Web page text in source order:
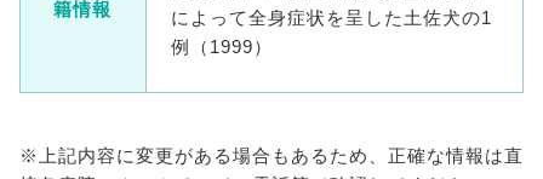
籍情報
によって全身症状を呈した土佐犬の1
例（1999）
※上記内容に変更がある場合もあるため、正確な情報は直